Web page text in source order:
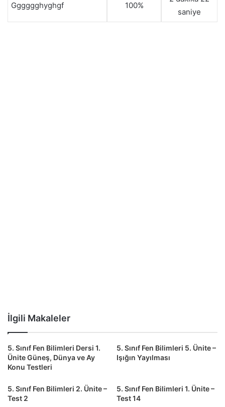
Gggggghyghgf 100%
saniye
İlgili Makaleler
5. Sınıf Fen Bilimleri Dersi 1.
Ünite Güneş, Dünya ve Ay
Konu Testleri
5. Sınıf Fen Bilimleri 5. Ünite –
Işığın Yayılması
5. Sınıf Fen Bilimleri 2. Ünite –
Test 2
5. Sınıf Fen Bilimleri 1. Ünite –
Test 14